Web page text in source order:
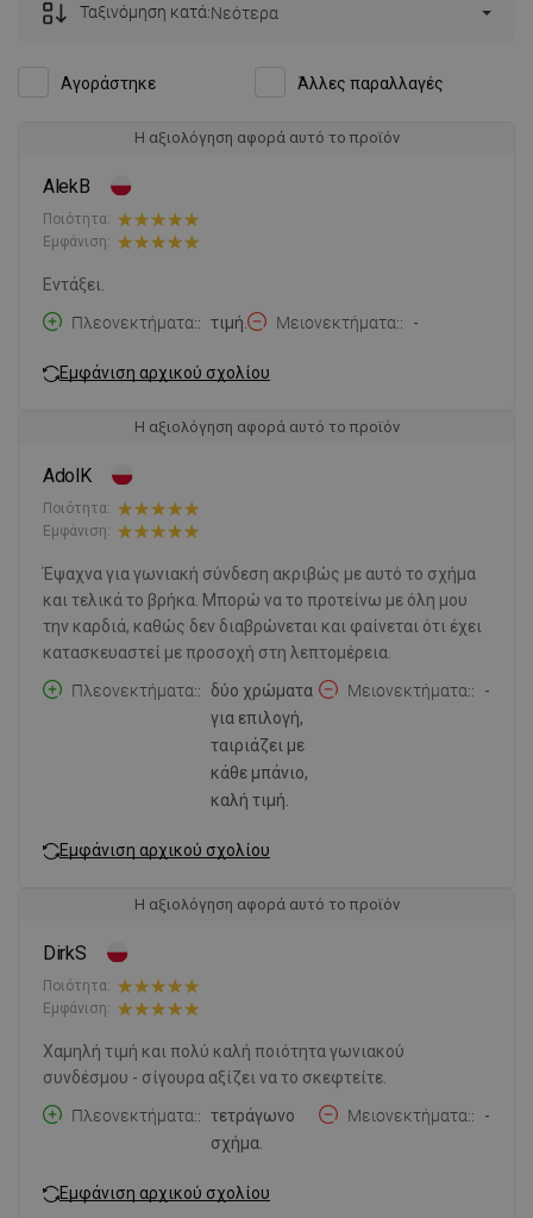
Αγοράστηκε Άλλες παραλλαγές
Ταξινόμηση κατά:Νεότερα
Η αξιολόγηση αφορά αυτό το προϊόν
AlekB
Ποιότητα:
Εμφάνιση:
Εντάξει.
Πλεονεκτήματα:
τιμή. Μειονεκτήματα: -
Εμφάνιση αρχικού σχολίου
Η αξιολόγηση αφορά αυτό το προϊόν
AdolK
Ποιότητα:
Εμφάνιση:
Έψαχνα για γωνιακή σύνδεση ακριβώς με αυτό το σχήμα
και τελικά το βρήκα. Μπορώ να το προτείνω με όλη μου
την καρδιά, καθώς δεν διαβρώνεται και φαίνεται ότι έχει
κατασκευαστεί με προσοχή στη λεπτομέρεια.
Πλεονεκτήματα:
δύο χρώματα
για επιλογή,
ταιριάζει με
κάθε μπάνιο,
καλή τιμή.
Μειονεκτήματα: -
Εμφάνιση αρχικού σχολίου
Η αξιολόγηση αφορά αυτό το προϊόν
DirkS
Ποιότητα:
Εμφάνιση:
Χαμηλή τιμή και πολύ καλή ποιότητα γωνιακού
συνδέσμου - σίγουρα αξίζει να το σκεφτείτε.
Πλεονεκτήματα:
τετράγωνο
σχήμα.
Μειονεκτήματα: -
Εμφάνιση αρχικού σχολίου